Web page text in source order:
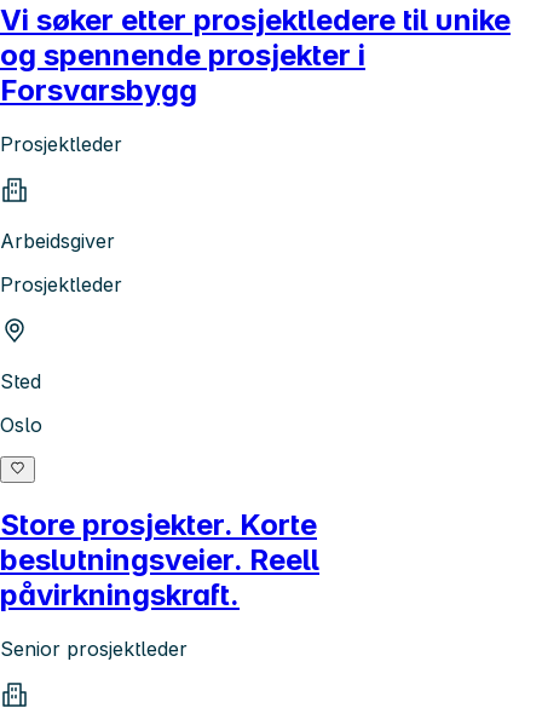
Vi søker etter prosjektledere til unike
og spennende prosjekter i
Forsvarsbygg
Prosjektleder
Arbeidsgiver
Prosjektleder
Sted
Oslo
Store prosjekter. Korte
beslutningsveier. Reell
påvirkningskraft.
Senior prosjektleder